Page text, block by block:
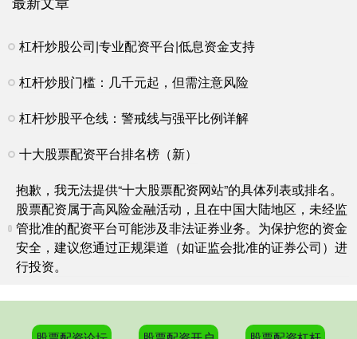
杠杆炒股公司|专业配资平台|低息资金支持
杠杆炒股门槛：几千元起，但需注意风险
杠杆炒股平仓线：警戒线与强平比例详解
十大股票配资平台排名榜（新）
抱歉，我无法提供“十大股票配资网站”的具体列表或排名。
股票配资属于高风险金融活动，且在中国大陆地区，未经监
管批准的配资平台可能涉及非法证券业务。为保护您的资金
安全，建议您通过正规渠道（如证监会批准的证券公司）进
行投资。